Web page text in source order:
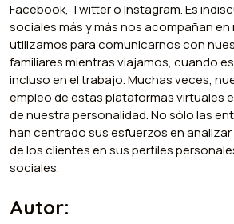
Facebook, Twitter o Instagram. Es
sociales más y más nos acompañan en
utilizamos para comunicarnos con
familiares mientras viajamos, cuando
incluso en el trabajo. Muchas veces,
empleo de estas plataformas virtuales
de nuestra personalidad. No sólo las
han centrado sus esfuerzos en
de los clientes en sus perfiles
sociales.
Autor: